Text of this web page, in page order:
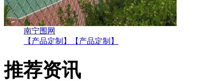
南宁围网
【产品定制】
【产品定制】
推荐资讯